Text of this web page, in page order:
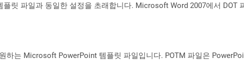
릿 파일과 동일한 설정을 초래합니다. Microsoft Word 2007에서 DOT
하는 Microsoft PowerPoint 템플릿 파일입니다. POTM 파일은